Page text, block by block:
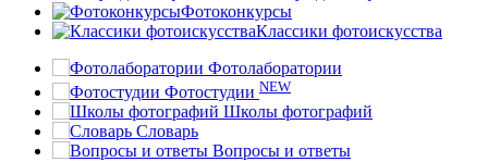
Фотоконкурсы
Классики фотоискусства
Фотолаборатории
Фотостудии NEW
Школы фотографий
Словарь
Вопросы и ответы